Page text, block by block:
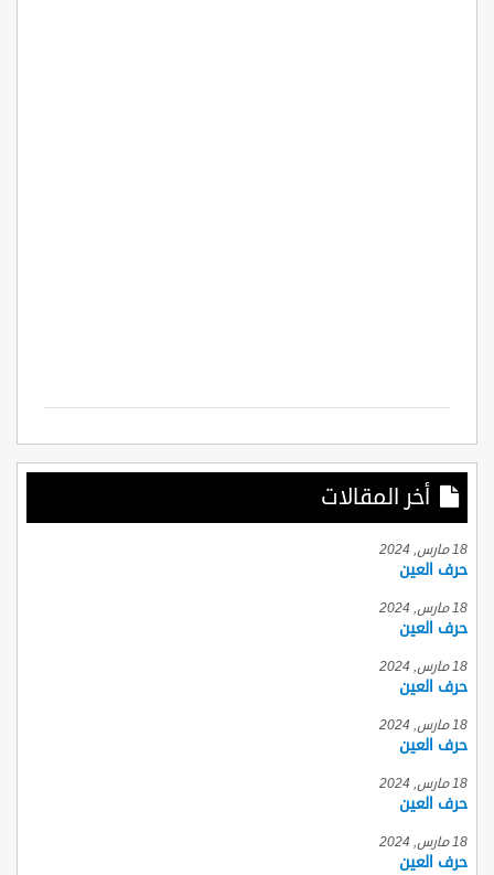
أخر المقالات
18 مارس, 2024
حرف العين
18 مارس, 2024
حرف العين
18 مارس, 2024
حرف العين
18 مارس, 2024
حرف العين
18 مارس, 2024
حرف العين
18 مارس, 2024
حرف العين